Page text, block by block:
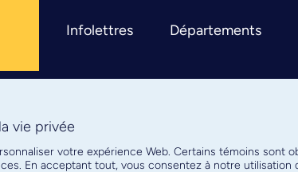
Infolettres Départements
vie privée
votre expérience Web. Certains témoins
En acceptant tout, vous consentez à notre